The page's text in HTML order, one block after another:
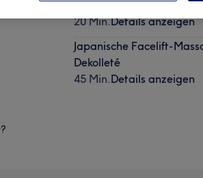
Klassische burmesische
20 Min.Details anzeigen
Japanische Facelift-
Dekolleté
45 Min.Details anzeigen